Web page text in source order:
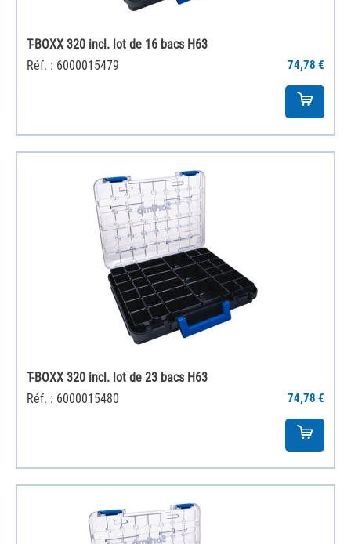
T-BOXX 320 incl. lot de 16 bacs H63
Réf. : 6000015479
74,78 €
T-BOXX 320 incl. lot de 23 bacs H63
Réf. : 6000015480
74,78 €